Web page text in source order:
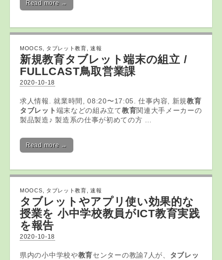
Read more →
MOOCS タブレット教育 ,速報
新規教育タブレット端末の組立 /
FULLCAST鳥取営業課
2020-10-18
求人情報. 就業時間, 08:20〜17:05. 仕事内容, 新規教育
タブレット 端末などの組み立て教育関連大手メーカーの
製品製造♪ 製造系の仕事が初めての方 …
Read more →
MOOCS タブレット教育 ,速報
タブレット やアプリ使い効果的な
授業を 小中学校教員がICT教育実践
を報告
2020-10-18
県内の小中学校や教育センターの教諭7人が、 タブレッ